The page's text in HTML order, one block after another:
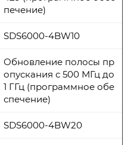
печение)
SDS6000-4BW10
Обновление полосы пр
опускания с 500 МГц до
1 ГГц (программное обе
спечение)
SDS6000-4BW20